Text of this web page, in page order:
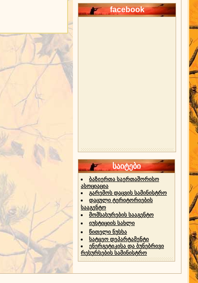
facebook
საიტები
ბაზიერთა საერთაშორისო
ასოციაცია
გარემოს დაცვის სამინისტრო
დაცული ტერიტორიების
სააგენტო
მომსახურების სააგენტო
იუსტიციის სახლი
წითელი ნუსხა
სატყეო დეპარტამენტი
ენერგეტიკისა და ბუნებრივი
რესურსების სამინისტრო